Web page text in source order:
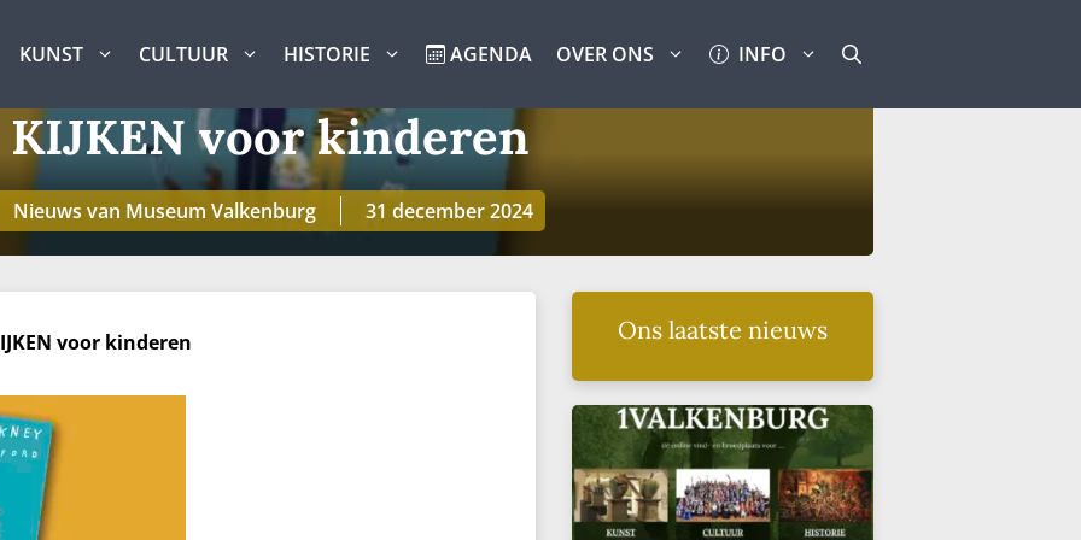
KUNST CULTUUR HISTORIE AGENDA OVER ONS INFO
KIJKEN voor kinderen
Nieuws van Museum Valkenburg 31 december 2024
voor kinderen Ons laatste nieuws